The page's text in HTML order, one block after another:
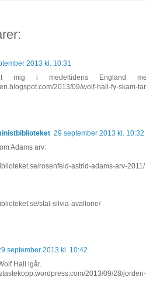
2013 kl. 10:31
mig i medeltidens England
2013/09/wolf-hall-fy-skam-
29 september 2013 kl. 10:32
Adams arv:
rosenfeld-astrid-adams-arv-2011/
stal-silvia-avallone/
september 2013 kl. 10:42
Hall igår.
2013/09/28/